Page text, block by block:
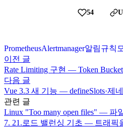
54
PrometheusAlertmanager알림규칙
이전 글
Rate Limiting 구현 — Token
다음 글
Vue 3.3 새 기능 — defineSlots·제
관련 글
Linux "Too many open files" — 파
7. 21.로드 밸런싱 기초 — 트래픽